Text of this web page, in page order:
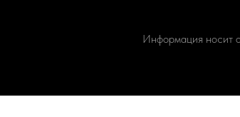
Информация носит